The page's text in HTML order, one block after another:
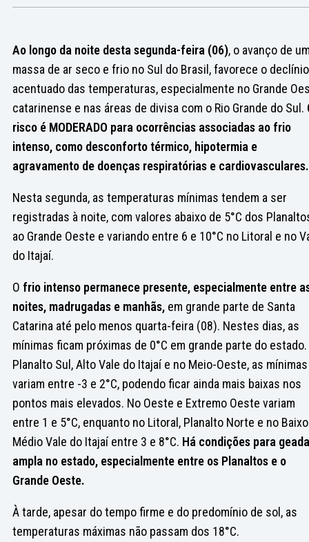
Ao longo da noite desta segunda-feira (06), o avanço de
massa de ar seco e frio no Sul do Brasil, favorece o declínio
acentuado das temperaturas, especialmente no Grande
catarinense e nas áreas de divisa com o Rio Grande do Sul.
risco é MODERADO para ocorrências associadas ao frio
intenso, como desconforto térmico, hipotermia e
agravamento de doenças respiratórias e cardiovasculares.
Nesta segunda, as temperaturas mínimas tendem a ser
registradas à noite, com valores abaixo de 5°C dos
ao Grande Oeste e variando entre 6 e 10°C no Litoral e no
do Itajaí.
O frio intenso permanece presente, especialmente entre
noites, madrugadas e manhãs, em grande parte de Santa
Catarina até pelo menos quarta-feira (08). Nestes dias, as
mínimas ficam próximas de 0°C em grande parte do
Planalto Sul, Alto Vale do Itajaí e no Meio-Oeste, as mínimas
variam entre -3 e 2°C, podendo ficar ainda mais baixas nos
pontos mais elevados. No Oeste e Extremo Oeste variam
entre 1 e 5°C, enquanto no Litoral, Planalto Norte e no
Médio Vale do Itajaí entre 3 e 8°C. Há condições para geada
ampla no estado, especialmente entre os Planaltos e o
Grande Oeste.
À tarde, apesar do tempo firme e do predomínio de sol, as
temperaturas máximas não passam dos 18°C.